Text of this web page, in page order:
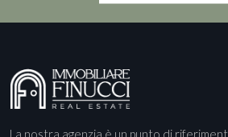
La nostra agenzia è un punto di